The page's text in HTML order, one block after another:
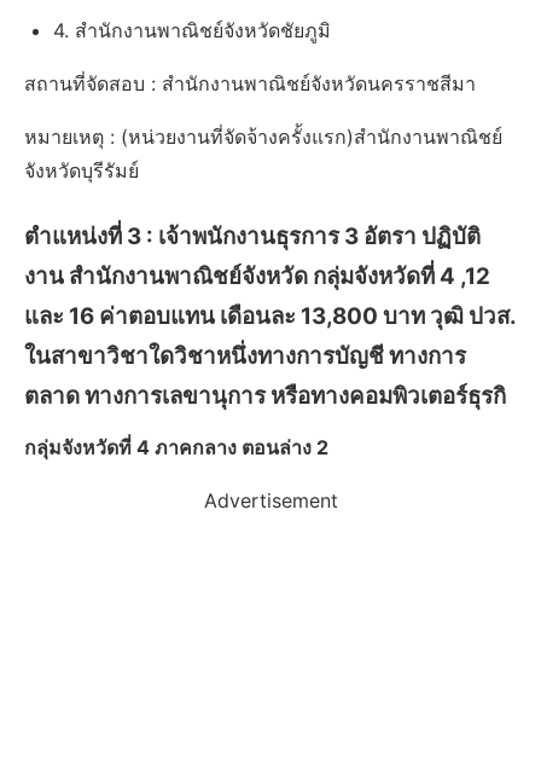
4. สำนักงานพาณิชย์จังหวัดชัยภูมิ
สถานที่จัดสอบ : สำนักงานพาณิชย์จังหวัดนครราชสีมา
หมายเหตุ : (หน่วยงานที่จัดจ้างครั้งแรก)สำนักงานพาณิชย์
จังหวัดบุรีรัมย์
ตำแหน่งที่ 3 : เจ้าพนักงานธุรการ 3 อัตรา ปฏิบัติ
งาน สำนักงานพาณิชย์จังหวัด กลุ่มจังหวัดที่ 4 ,12
และ 16 ค่าตอบแทน เดือนละ 13,800 บาท วุฒิ ปวส.
ในสาขาวิชาใดวิชาหนึ่งทางการบัญชี ทางการ
ตลาด ทางการเลขานุการ หรือทางคอมพิวเตอร์ธุรกิ
กลุ่มจังหวัดที่ 4 ภาคกลาง ตอนล่าง 2
Advertisement